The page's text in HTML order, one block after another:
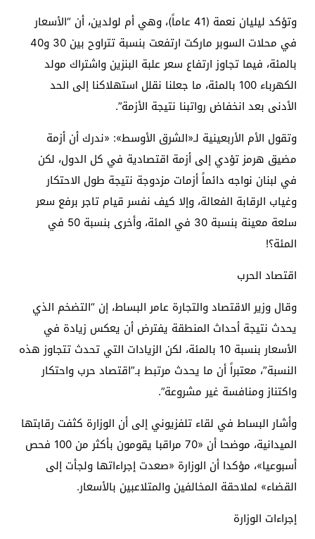
وتؤكد ليليان نعمة (41 عاماً)، وهي أم لولدين، أن “الأسعار
في محلات السوبر ماركت ارتفعت بنسبة تتراوح بين 30 و40
بالمئة، فيما تجاوز ارتفاع سعر علبة البنزين واشتراك مولد
الكهرباء 100 بالمئة، ما جعلنا نقلل استهلاكنا إلى الحد
الأدنى بعد انخفاض رواتبنا نتيجة الأزمة”.
وتقول الأم الأربعينية لـ«الشرق الأوسط»: «ندرك أن أزمة
مضيق هرمز تؤدي إلى أزمة اقتصادية في كل الدول، لكن
في لبنان نواجه دائماً أزمات مزدوجة نتيجة طول الاحتكار
وغياب الرقابة الفعالة، وإلا كيف نفسر قيام تاجر برفع سعر
سلعة معينة بنسبة 30 في المئة، وأخرى بنسبة 50 في
المئة؟!
اقتصاد الحرب
وقال وزير الاقتصاد والتجارة عامر البساط، إن “التضخم الذي
يحدث نتيجة أحداث المنطقة يفترض أن يعكس زيادة في
الأسعار بنسبة 10 بالمئة، لكن الزيادات التي تحدث تتجاوز هذه
النسبة”، معتبراً أن ما يحدث مرتبط بـ”اقتصاد حرب واحتكار
واكتناز ومنافسة غير مشروعة”.
وأشار البساط في لقاء تلفزيوني إلى أن الوزارة كثفت رقابتها
الميدانية، موضحا أن «70 مراقبا يقومون بأكثر من 100 فحص
أسبوعيا»، مؤكدا أن الوزارة «صعدت إجراءاتها ولجأت إلى
القضاء» لملاحقة المخالفين والمتلاعبين بالأسعار.
إجراءات الوزارة